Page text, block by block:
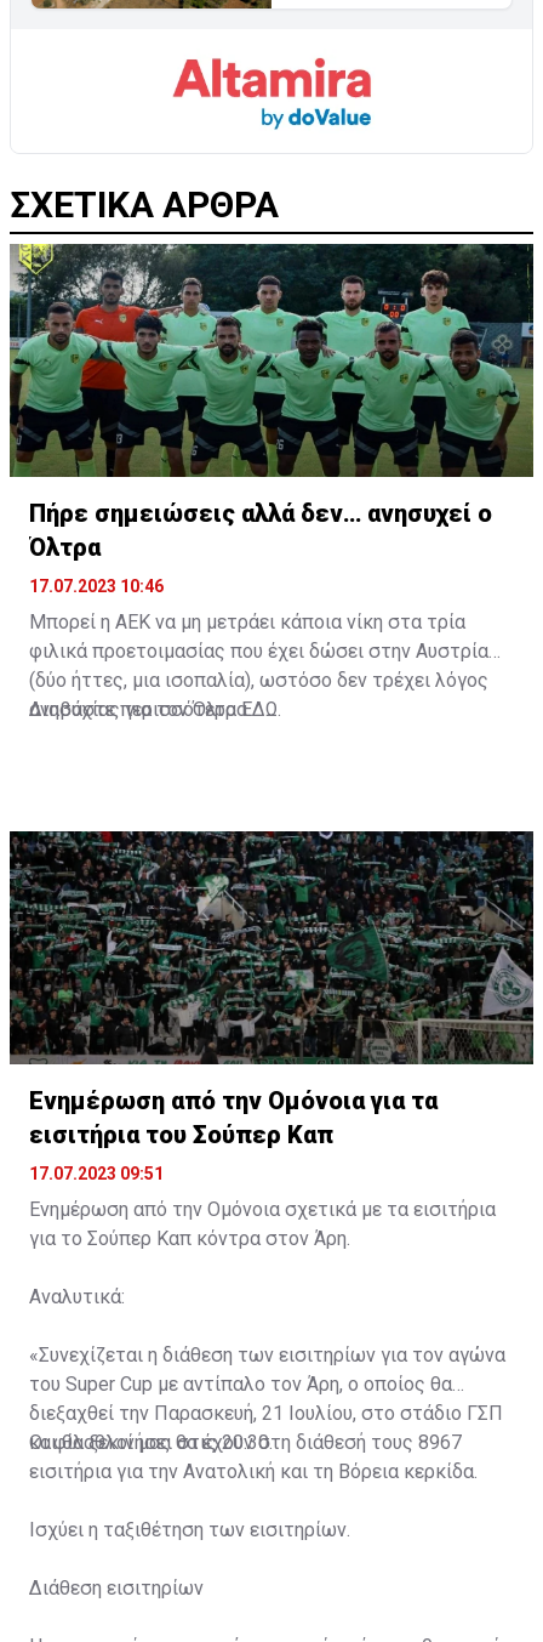
ΣΧΕΤΙΚΑ ΑΡΘΡΑ
Πήρε σημειώσεις αλλά δεν… ανησυχεί ο
Όλτρα
17.07.2023 10:46
Μπορεί η ΑΕΚ να μη μετράει κάποια νίκη στα τρία
φιλικά προετοιμασίας που έχει δώσει στην Αυστρία
(δύο ήττες, μια ισοπαλία), ωστόσο δεν τρέχει λόγος
ανησυχίας για τον Όλτρα.
Διαβάστε περισσότεραΕΔΩ.
Ενημέρωση από την Ομόνοια για τα
εισιτήρια του Σούπερ Καπ
17.07.2023 09:51
Ενημέρωση από την Ομόνοια σχετικά με τα εισιτήρια
για το Σούπερ Καπ κόντρα στον Άρη.
Αναλυτικά:
«Συνεχίζεται η διάθεση των εισιτηρίων για τον αγώνα
του Super Cup με αντίπαλο τον Άρη, ο οποίος θα
διεξαχθεί την Παρασκευή, 21 Ιουλίου, στο στάδιο ΓΣΠ
και θα ξεκινήσει στις 20:30.
Οι φίλαθλοί μας θα έχουν στη διάθεσή τους 8967
εισιτήρια για την Ανατολική και τη Βόρεια κερκίδα.
Ισχύει η ταξιθέτηση των εισιτηρίων.
Διάθεση εισιτηρίων